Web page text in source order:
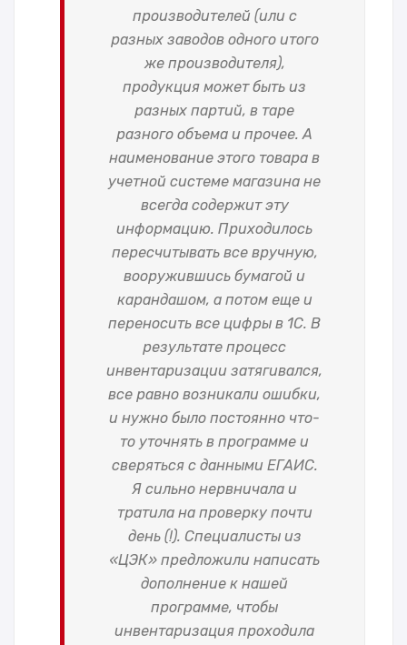
производителей (или с
разных заводов одного итого
же производителя),
продукция может быть из
разных партий, в таре
разного объема и прочее. А
наименование этого товара в
учетной системе магазина не
всегда содержит эту
информацию. Приходилось
пересчитывать все вручную,
вооружившись бумагой и
карандашом, а потом еще и
переносить все цифры в 1С. В
результате процесс
инвентаризации затягивался,
все равно возникали ошибки,
и нужно было постоянно что-
то уточнять в программе и
сверяться с данными ЕГАИС.
Я сильно нервничала и
тратила на проверку почти
день (!). Специалисты из
«ЦЭК» предложили написать
дополнение к нашей
программе, чтобы
инвентаризация проходила